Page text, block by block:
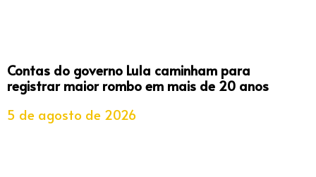
Contas do governo Lula caminham para
registrar maior rombo em mais de 20 anos
5 de agosto de 2026